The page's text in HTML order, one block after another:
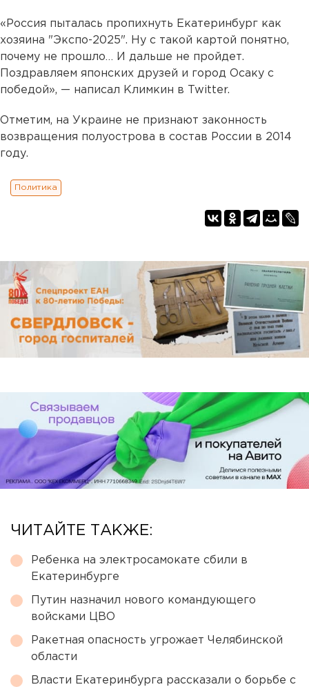
«Россия пыталась пропихнуть Екатеринбург как
хозяина "Экспо-2025". Ну с такой картой понятно,
почему не прошло… И дальше не пройдет.
Поздравляем японских друзей и город Осаку с
победой», — написал Климкин в Twitter.
Отметим, на Украине не признают законность
возвращения полуострова в состав России в 2014
году.
Политика
ЧИТАЙТЕ ТАКЖЕ:
Ребенка на электросамокате сбили в
Екатеринбурге
Путин назначил нового командующего
войсками ЦВО
Ракетная опасность угрожает Челябинской
области
Власти Екатеринбурга рассказали о борьбе с